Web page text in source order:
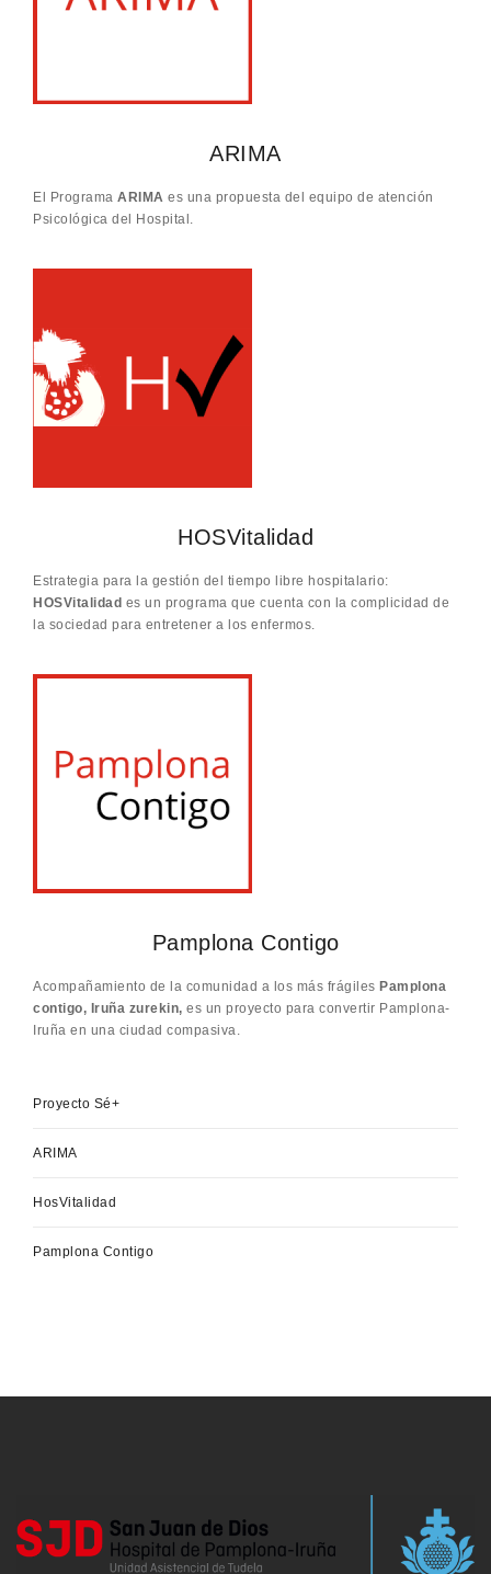
ARIMA
El Programa ARIMA es una propuesta del equipo de atención
Psicológica del Hospital.
HOSVitalidad
Estrategia para la gestión del tiempo libre hospitalario:
HOSVitalidad es un programa que cuenta con la complicidad de
la sociedad para entretener a los enfermos.
Pamplona Contigo
Acompañamiento de la comunidad a los más frágiles Pamplona
contigo, Iruña zurekin, es un proyecto para convertir Pamplona-
Iruña en una ciudad compasiva.
Proyecto Sé+
ARIMA
HosVitalidad
Pamplona Contigo